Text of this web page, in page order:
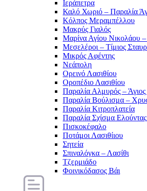
Ιεράπετρα
Καλό Χωριό – Παραλία
Κόλπος Μεραμπέλλου
Μακρύς Γιαλός
Μαρίνα Αγίου Νικολάου –
Μεσελέροι – Τίμιος
Μικρός Αφέντης
Νεάπολη
Ορεινό Λασιθίου
Οροπέδιο Λασιθίου
Παραλία Αλμυρός –
Παραλία Βούλισμα –
Παραλία Κιτροπλατεία
Παραλία Σχίσμα Ελούντας
Πισκοκέφαλο
Ποτάμοι Λασιθίιου
Σητεία
Σπιναλόγκα – Λασίθι
Τζερμιάδο
Φοινικόδασος Βάι